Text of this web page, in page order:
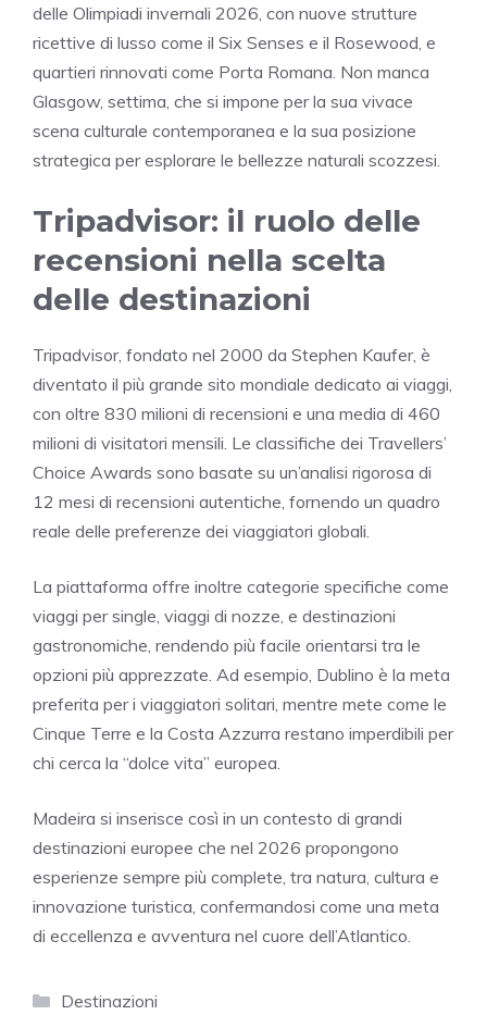
delle Olimpiadi invernali 2026, con nuove strutture
ricettive di lusso come il Six Senses e il Rosewood, e
quartieri rinnovati come Porta Romana. Non manca
Glasgow, settima, che si impone per la sua vivace
scena culturale contemporanea e la sua posizione
strategica per esplorare le bellezze naturali scozzesi.
Tripadvisor: il ruolo delle
recensioni nella scelta
delle destinazioni
Tripadvisor, fondato nel 2000 da Stephen Kaufer, è
diventato il più grande sito mondiale dedicato ai viaggi,
con oltre 830 milioni di recensioni e una media di 460
milioni di visitatori mensili. Le classifiche dei Travellers’
Choice Awards sono basate su un’analisi rigorosa di
12 mesi di recensioni autentiche, fornendo un quadro
reale delle preferenze dei viaggiatori globali.
La piattaforma offre inoltre categorie specifiche come
viaggi per single, viaggi di nozze, e destinazioni
gastronomiche, rendendo più facile orientarsi tra le
opzioni più apprezzate. Ad esempio, Dublino è la meta
preferita per i viaggiatori solitari, mentre mete come le
Cinque Terre e la Costa Azzurra restano imperdibili per
chi cerca la “dolce vita” europea.
Madeira si inserisce così in un contesto di grandi
destinazioni europee che nel 2026 propongono
esperienze sempre più complete, tra natura, cultura e
innovazione turistica, confermandosi come una meta
di eccellenza e avventura nel cuore dell’Atlantico.
Categorie
Destinazioni